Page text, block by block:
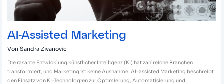
AI-Assisted Marketing
VonSandra Zivanovic
Die rasante Entwicklung künstlicher Intelligenz (KI) hat zahlreiche Branchen
transformiert, und Marketing ist keine Ausnahme. AI-assisted Marketing beschreibt
den Einsatz von KI-Technologien zur Optimierung, Automatisierung und